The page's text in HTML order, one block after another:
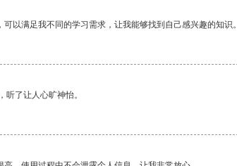
以满足我不同的学习需求，让我能够找到自己感兴趣的知识。
听了让人心旷神怡。